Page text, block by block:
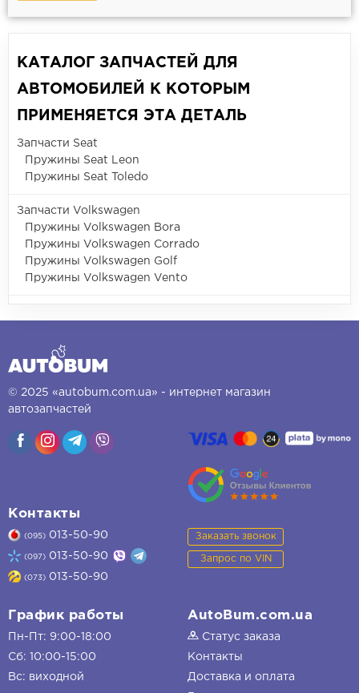
КАТАЛОГ ЗАПЧАСТЕЙ ДЛЯ
АВТОМОБИЛЕЙ К КОТОРЫМ
ПРИМЕНЯЕТСЯ ЭТА ДЕТАЛЬ
Запчасти Seat
Пружины Seat Leon
Пружины Seat Toledo
Запчасти Volkswagen
Пружины Volkswagen Bora
Пружины Volkswagen Corrado
Пружины Volkswagen Golf
Пружины Volkswagen Vento
© 2025 «autobum.com.ua» - интернет магазин
автозапчастей
Контакты
(095) 013-50-90
(097) 013-50-90
(073) 013-50-90
Заказать звонок
Запрос по VIN
График работы
Пн-Пт: 9:00-18:00
Сб: 10:00-15:00
Вс: виходной
AutoBum.com.ua
Статус заказа
Контакты
Доставка и оплата